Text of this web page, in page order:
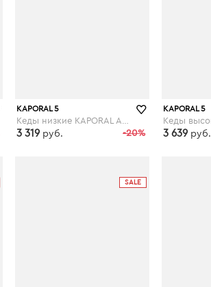
KAPORAL 5
-20%
3 319 руб.
KAPORAL 5
3 639 руб.
SALE